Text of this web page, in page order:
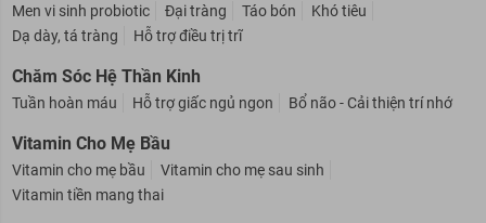
Men vi sinh probiotic Đại tràng Táo bón
Khó tiêu
Dạ dày, tá tràng
Hỗ trợ điều trị trĩ
Chăm Sóc Hệ Thần Kinh
Tuần hoàn máu Hỗ trợ giấc ngủ ngon Bổ não - Cải thiện trí nhớ
Vitamin Cho Mẹ Bầu
Vitamin cho mẹ bầu
Vitamin cho mẹ sau sinh
Vitamin tiền mang thai